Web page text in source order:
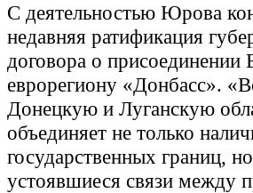
С деятельностью Юрова
недавняя ратификация
договора о присоединении
еврорегиону «Донбасс».
Донецкую и Луганскую
объединяет не только
государственных границ,
устоявшиеся связи между